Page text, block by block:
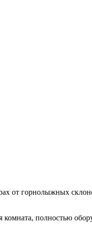
от горнолыжных
полностью